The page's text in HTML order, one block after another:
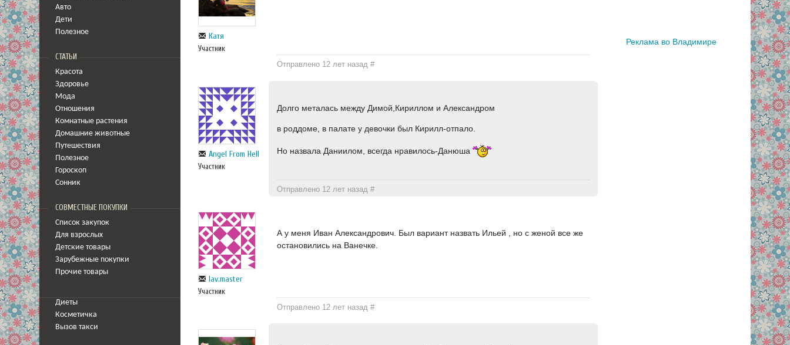
Авто
Дети
Полезное
СТАТЬИ
Красота
Здоровье
Мода
Отношения
Комнатные растения
Домашние животные
Путешествия
Полезное
Гороскоп
Сонник
СОВМЕСТНЫЕ ПОКУПКИ
Список закупок
Для взрослых
Детские товары
Зарубежные покупки
Прочие товары
Диеты
Косметичка
Вызов такси
Катя
Участник
Отправлено 12 лет назад#
Angel From Hell
Участник
Долго металась между Димой,Кириллом и Александром
в роддоме, в палате у девочки был Кирилл-отпало.
Но назвала Даниилом, всегда нравилось-Данюша
Отправлено 12 лет назад#
lav.master
Участник
А у меня Иван Александрович. Был вариант назвать Ильей , но с женой все же
остановились на Ванечке.
Отправлено 12 лет назад#
Реклама во Владимире